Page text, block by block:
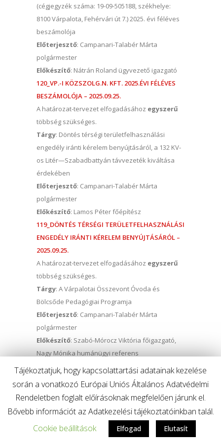
(cégjegyzék száma: 19-09-505188, székhelye:
8100 Várpalota, Fehérvári út 7.) 2025. évi féléves
beszámolója
Előterjesztő: Campanari-Talabér Márta
polgármester
Előkészítő: Nátrán Roland ügyvezető igazgató
120_VP.-I KÖZSZOLG.N. KFT. 2025.ÉVI FÉLÉVES
BESZÁMOLÓJA – 2025.09.25.
A határozat-tervezet elfogadásához egyszerű
többség szükséges.
Tárgy: Döntés térségi területfelhasználási
engedély iránti kérelem benyújtásáról, a 132 KV-
os Litér—Szabadbattyán távvezeték kiváltása
érdekében
Előterjesztő: Campanari-Talabér Márta
polgármester
Előkészítő: Lamos Péter főépítész
119_DÖNTÉS TÉRSÉGI TERÜLETFELHASZNÁLÁSI
ENGEDÉLY IRÁNTI KÉRELEM BENYÚJTÁSÁRÓL –
2025.09.25.
A határozat-tervezet elfogadásához egyszerű
többség szükséges.
Tárgy: A Várpalotai Összevont Óvoda és
Bölcsőde Pedagógiai Programja
Előterjesztő: Campanari-Talabér Márta
polgármester
Előkészítő: Szabó-Mórocz Viktória főigazgató,
Nagy Mónika humánügyi referens
118_A VP.-I ÖSSZEVONT ÓVODA ÉS BÖLCSŐDE
PEDAGÓGIAI PROGRAMJA – 2025.09.25.
118_MELLÉKLET.. – 2025.09.25.
A határozat-tervezet elfogadásához
egyszerű
többség szükséges.
Tárgy: Az önkormányzati tulajdonú lakások
Tájékoztatjuk, hogy kapcsolattartási adatainak kezelése
során a vonatkozó Európai Uniós Általános Adatvédelmi
Rendeletben foglalt előírásoknak megfelelően járunk el.
Bővebb információt az Adatkezelési tájékoztatóinkban talál.
Cookie beállítások
Elfogad Elutasít